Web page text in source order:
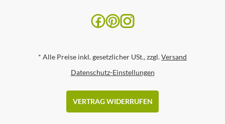
* Alle Preise inkl. gesetzlicher USt., zzgl.Versand
Datenschutz-Einstellungen
VERTRAG WIDERRUFEN